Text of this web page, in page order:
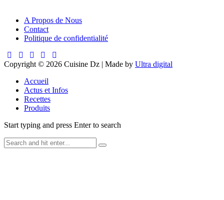
A Propos de Nous
Contact
Politique de confidentialité
Copyright © 2026 Cuisine Dz | Made by Ultra digital
Accueil
Actus et Infos
Recettes
Produits
Start typing and press Enter to search